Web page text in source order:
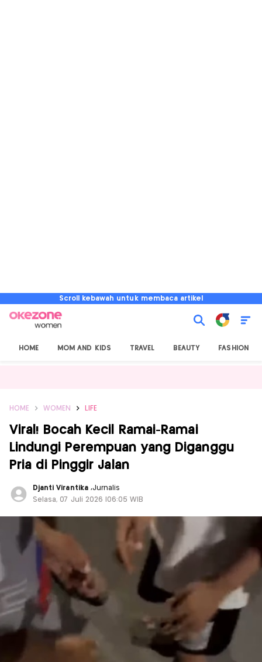
Scroll kebawah untuk membaca artikel
HOME MOM AND KIDS TRAVEL BEAUTY FASHION
HOME WOMEN LIFE
Viral! Bocah Kecil Ramai-Ramai
Lindungi Perempuan yang Diganggu
Pria di Pinggir Jalan
Djanti Virantika ,Jurnalis
Selasa, 07 Juli 2026 |06:05 WIB